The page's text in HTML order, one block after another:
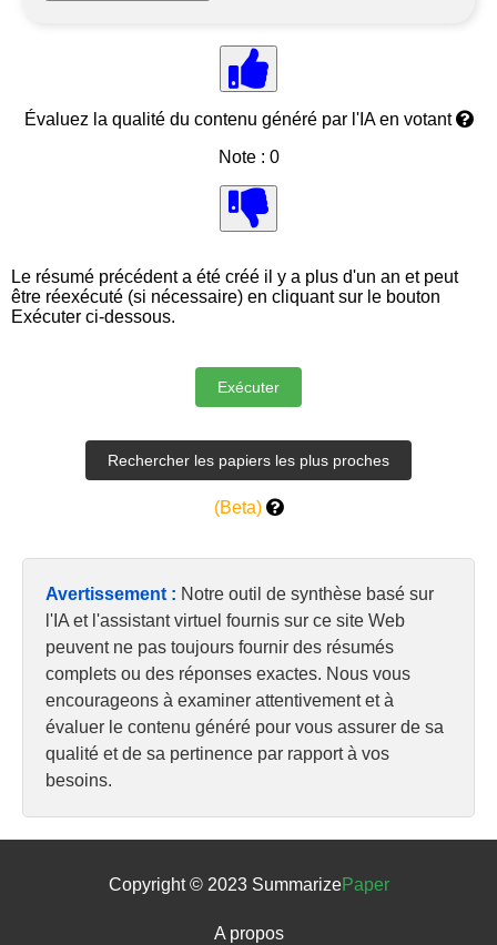
Évaluez la qualité du contenu généré par l'IA en votant
Note : 0
Le résumé précédent a été créé il y a plus d'un an et peut
être réexécuté (si nécessaire) en cliquant sur le bouton
Exécuter ci-dessous.
(Beta)
Avertissement : Notre outil de synthèse basé sur
l'IA et l'assistant virtuel fournis sur ce site Web
peuvent ne pas toujours fournir des résumés
complets ou des réponses exactes. Nous vous
encourageons à examiner attentivement et à
évaluer le contenu généré pour vous assurer de sa
qualité et de sa pertinence par rapport à vos
besoins.
Copyright © 2023 SummarizePaper
A propos